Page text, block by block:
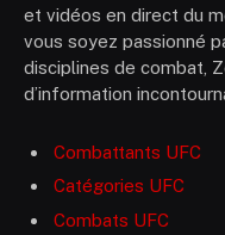
et vidéos en direct du
vous soyez passionné
disciplines de combat,
d’information
Combattants UFC
Catégories UFC
Combats UFC